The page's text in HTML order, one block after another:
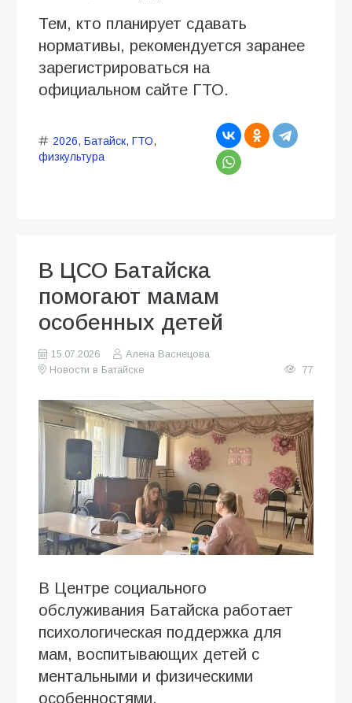
Тем, кто планирует сдавать
нормативы, рекомендуется заранее
зарегистрироваться на
официальном сайте ГТО.
2026, Батайск, ГТО,
физкультура
В ЦСО Батайска
помогают мамам
особенных детей
15.07.2026
Алена Васнецова
Новости в Батайске
77
В Центре социального
обслуживания Батайска работает
психологическая поддержка для
мам, воспитывающих детей с
ментальными и физическими
особенностями.